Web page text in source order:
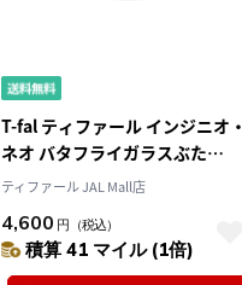
T-fal ティファール インジニオ・
ネオ バタフライガラスぶた
26cm L99366
ティファール JAL Mall店
4,600 円 （税込）
積算 41 マイル (1倍)